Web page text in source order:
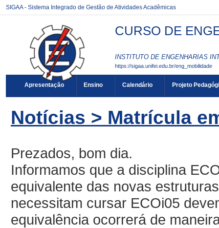
SIGAA - Sistema Integrado de Gestão de Atividades Acadêmicas
CURSO DE
INSTITUTO DE ENGENHARIAS
https://sigaa.unifei.edu.br/eng_mobilidade
Apresentação Ensino Calendário Projeto
Notícias > Matrícula
Prezados, bom dia.
Informamos que a disciplina
equivalente das novas
necessitam cursar ECOi05
equivalência ocorrerá de